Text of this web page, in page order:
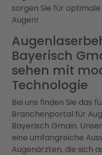
sorgen Sie für
Augen!
Bayerisch
sehen mit
Technologie
Bei uns finden Sie das
Branchenportal für
Bayerisch Gmain.
eine umfangreiche
Augenärzten, die sich